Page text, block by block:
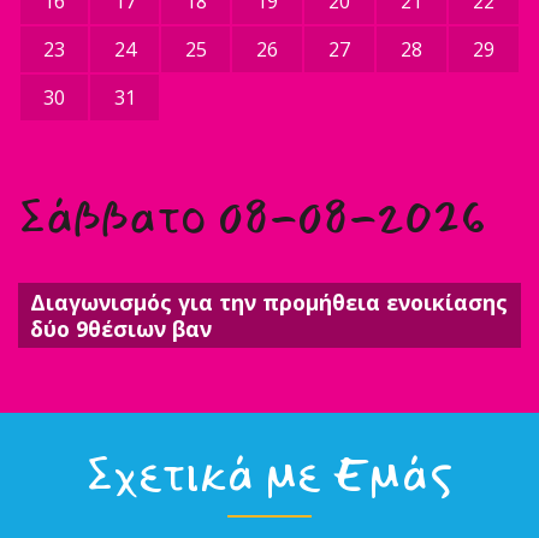
23
24 25 26 27 28
29
30
31
Σάββατο 08-08-2026
Διαγωνισμός για την προμήθεια ενοικίασης
δύο 9θέσιων βαν
Σχετικά με Εμάς